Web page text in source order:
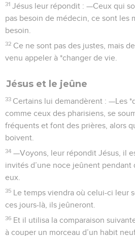
31 Jésus leur répondit : —Ceux qui
pas besoin de médecin, ce sont les
besoin.
32 Ce ne sont pas des justes, mais
venu appeler à *changer de vie.
Jésus et le jeûne
33 Certains lui demandèrent : —Les
comme ceux des pharisiens, se
fréquents et font des prières, alors
boivent.
34 —Voyons, leur répondit Jésus, il
invités d’une noce jeûnent pendant
eux.
35 Le temps viendra où celui-ci leur
ces jours-là, ils jeûneront.
36 Et il utilisa la comparaison
à couper un morceau d’un habit